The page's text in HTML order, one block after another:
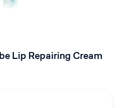
Lip Repairing Cream